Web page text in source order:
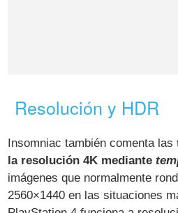
Resolución y HDR
Insomniac también comenta las
la resolución 4K mediante
imágenes que normalmente
2560×1440 en las situaciones